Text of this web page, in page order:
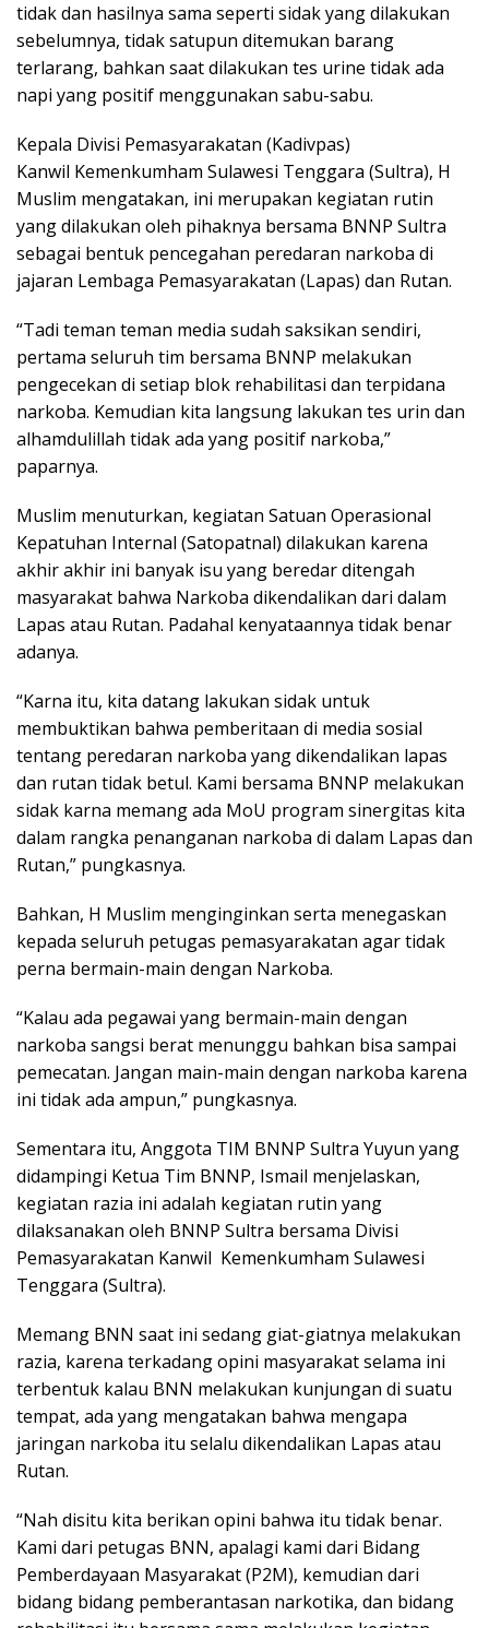
tidak dan hasilnya sama seperti sidak yang dilakukan
sebelumnya, tidak satupun ditemukan barang
terlarang, bahkan saat dilakukan tes urine tidak ada
napi yang positif menggunakan sabu-sabu.
Kepala Divisi Pemasyarakatan (Kadivpas)
Kanwil Kemenkumham Sulawesi Tenggara (Sultra), H
Muslim mengatakan, ini merupakan kegiatan rutin
yang dilakukan oleh pihaknya bersama BNNP Sultra
sebagai bentuk pencegahan peredaran narkoba di
jajaran Lembaga Pemasyarakatan (Lapas) dan Rutan.
“Tadi teman teman media sudah saksikan sendiri,
pertama seluruh tim bersama BNNP melakukan
pengecekan di setiap blok rehabilitasi dan terpidana
narkoba. Kemudian kita langsung lakukan tes urin dan
alhamdulillah tidak ada yang positif narkoba,”
paparnya.
Muslim menuturkan, kegiatan Satuan Operasional
Kepatuhan Internal (Satopatnal) dilakukan karena
akhir akhir ini banyak isu yang beredar ditengah
masyarakat bahwa Narkoba dikendalikan dari dalam
Lapas atau Rutan. Padahal kenyataannya tidak benar
adanya.
“Karna itu, kita datang lakukan sidak untuk
membuktikan bahwa pemberitaan di media sosial
tentang peredaran narkoba yang dikendalikan lapas
dan rutan tidak betul. Kami bersama BNNP melakukan
sidak karna memang ada MoU program sinergitas kita
dalam rangka penanganan narkoba di dalam Lapas dan
Rutan,” pungkasnya.
Bahkan, H Muslim menginginkan serta menegaskan
kepada seluruh petugas pemasyarakatan agar tidak
perna bermain-main dengan Narkoba.
“Kalau ada pegawai yang bermain-main dengan
narkoba sangsi berat menunggu bahkan bisa sampai
pemecatan. Jangan main-main dengan narkoba karena
ini tidak ada ampun,” pungkasnya.
Sementara itu, Anggota TIM BNNP Sultra Yuyun yang
didampingi Ketua Tim BNNP, Ismail menjelaskan,
kegiatan razia ini adalah kegiatan rutin yang
dilaksanakan oleh BNNP Sultra bersama Divisi
Pemasyarakatan Kanwil Kemenkumham Sulawesi
Tenggara (Sultra).
Memang BNN saat ini sedang giat-giatnya melakukan
razia, karena terkadang opini masyarakat selama ini
terbentuk kalau BNN melakukan kunjungan di suatu
tempat, ada yang mengatakan bahwa mengapa
jaringan narkoba itu selalu dikendalikan Lapas atau
Rutan.
“Nah disitu kita berikan opini bahwa itu tidak benar.
Kami dari petugas BNN, apalagi kami dari Bidang
Pemberdayaan Masyarakat (P2M), kemudian dari
bidang bidang pemberantasan narkotika, dan bidang